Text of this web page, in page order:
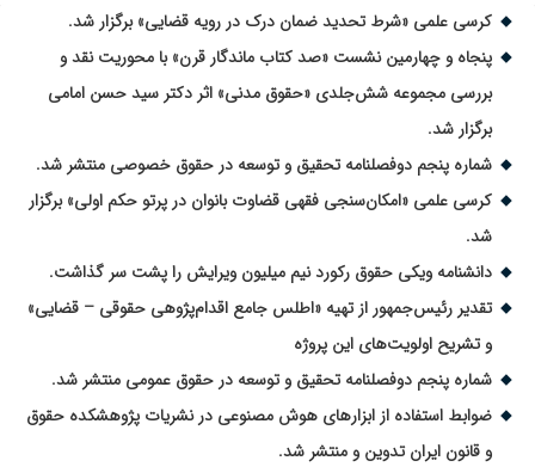
کرسی علمی «شرط تحدید ضمان درک در رویه قضایی» برگزار شد.
پنجاه و چهارمین نشست «صد کتاب ماندگار قرن» با محوریت نقد و
بررسی مجموعه شش‌جلدی «حقوق مدنی» اثر دکتر سید حسن امامی
برگزار شد.
شماره پنجم دوفصلنامه تحقیق و توسعه در حقوق خصوصی منتشر شد.
کرسی علمی «امکان‌سنجی فقهی قضاوت بانوان در پرتو حکم اولی» برگزار
شد.
دانشنامه ویکی حقوق رکورد نیم میلیون ویرایش را پشت سر گذاشت.
تقدیر رئیس‌جمهور از تهیه «اطلس جامع اقدام‌پژوهی حقوقی – قضایی»
و تشریح اولویت‌های این پروژه
شماره پنجم دوفصلنامه تحقیق و توسعه در حقوق عمومی منتشر شد.
ضوابط استفاده از ابزارهای هوش مصنوعی در نشریات پژوهشکده حقوق
و قانون ایران تدوین و منتشر شد.